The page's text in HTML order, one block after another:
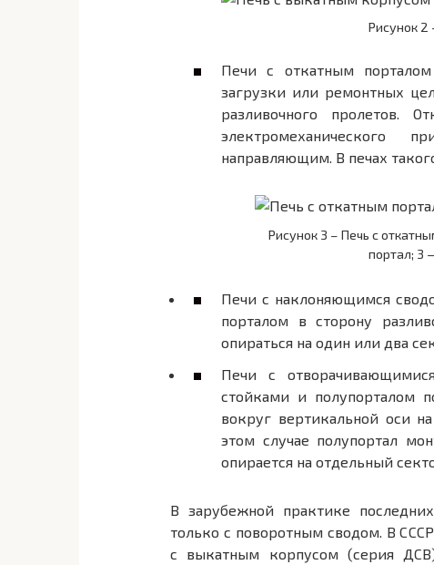
Рисунок 2
Печи с откатным
загрузки или ремонтных
разливочного пролетов.
направляющим. В печах
Рисунок 3 – Печь с
портал; 3
Печи с наклоняющимся
порталом в сторону
опираться на один или два
Печи с
стойками и полупорталом
вокруг вертикальной оси
этом случае полупортал
опирается на отдельный
В зарубежной практике
только с поворотным сводом. В
с выкатным корпусом (серия